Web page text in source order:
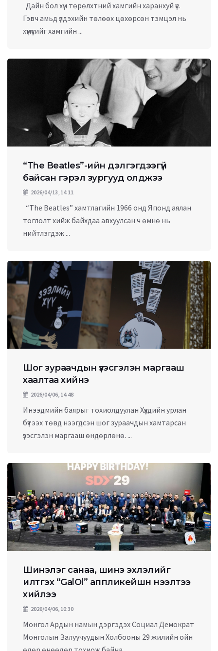
Дайн бол хүн төрөлхтний хамгийн харанхуй үе.
Гэвч амьд үлдэхийн төлөөх цөхөрсөн тэмцэл нь
хүмүүсийг хамгийн ...
“The Beatles”-ийн дэлгэгдээгүй
байсан гэрэл зургууд олджээ
2026/04/13, 14:11
“The Beatles” хамтлагийн 1966 онд Японд аялан
тоглолт хийж байхдаа авхуулсан ч өмнө нь
нийтлэгдэж ...
Шог зураачдын үзэсгэлэн маргааш
хаалтаа хийнэ
2026/04/06, 14:48
Инээдмийн баярыг тохиолдуулан Хүүхдийн урлан
бүтээх төвд нээгдсэн шог зураачдын хамтарсан
үзэсгэлэн маргааш өндөрлөнө. ...
Шинэлэг санаа, шинэ эхлэлийг
илтгэх “GalOl” аппликейшн нээлтээ
хийлээ
2026/04/06, 10:30
Монгол Ардын намын дэргэдэх Социал Демократ
Монголын Залуучуудын Холбооны 29 жилийн ойн